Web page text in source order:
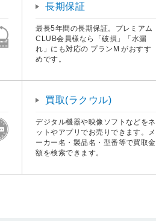
長期保証
最長5年間の長期保証。プレミアム
CLUB会員様なら「破損」「水漏
れ」にも対応の プランM がおすす
めです。
買取(ラクウル)
デジタル機器や映像ソフトなどをネ
ットやアプリでお売りできます。メ
ーカー名・製品名・型番等で買取金
額を検索できます。